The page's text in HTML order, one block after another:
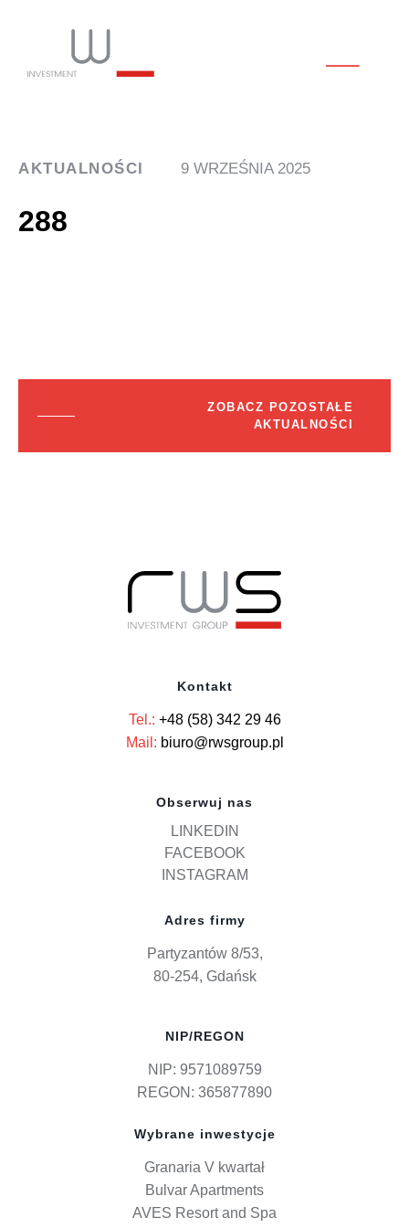
AKTUALNOŚCI 9 WRZEŚNIA 2025
288
ZOBACZ POZOSTAŁE
AKTUALNOŚCI
Kontakt
Tel.: +48 (58) 342 29 46
Mail: biuro@rwsgroup.pl
Obserwuj nas
LINKEDIN
FACEBOOK
INSTAGRAM
Adres firmy
Partyzantów 8/53,
80-254, Gdańsk
NIP/REGON
NIP: 9571089759
REGON: 365877890
Wybrane inwestycje
Granaria V kwartał
Bulvar Apartments
AVES Resort and Spa